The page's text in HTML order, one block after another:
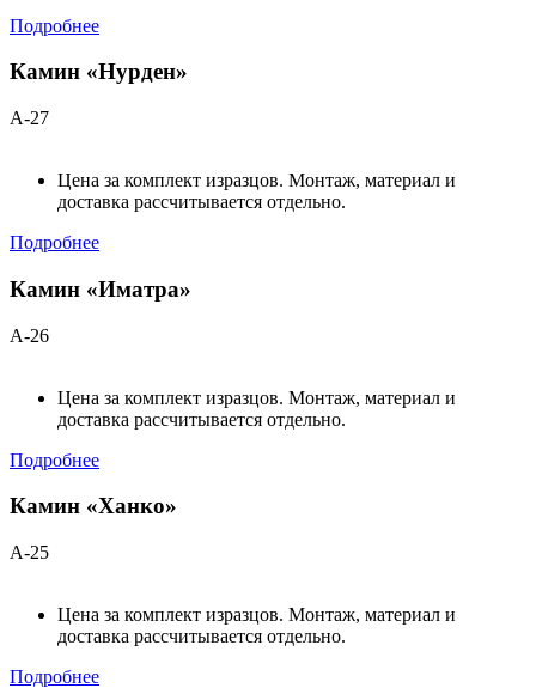
Подробнее
Камин «Нурден»
А-27
Цена за комплект изразцов. Монтаж, материал и
доставка рассчитывается отдельно.
Подробнее
Камин «Иматра»
А-26
Цена за комплект изразцов. Монтаж, материал и
доставка рассчитывается отдельно.
Подробнее
Камин «Ханко»
А-25
Цена за комплект изразцов. Монтаж, материал и
доставка рассчитывается отдельно.
Подробнее